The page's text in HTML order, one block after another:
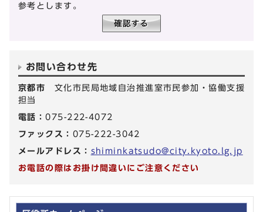
参考とします。
お問い合わせ先
京都市 文化市民局地域自治推進室市民参加・協働支援
担当
電話：075-222-4072
ファックス： 075-222-3042
メールアドレス： shiminkatsudo@city.kyoto.lg.jp
お電話の際はお掛け間違いにご注意ください